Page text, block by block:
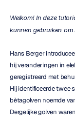
Welkom! In deze
kunnen gebruiken om
Hans Berger
hij veranderingen in
geregistreerd met
Hij identificeerde twee
bètagolven noemde
Dergelijke golven